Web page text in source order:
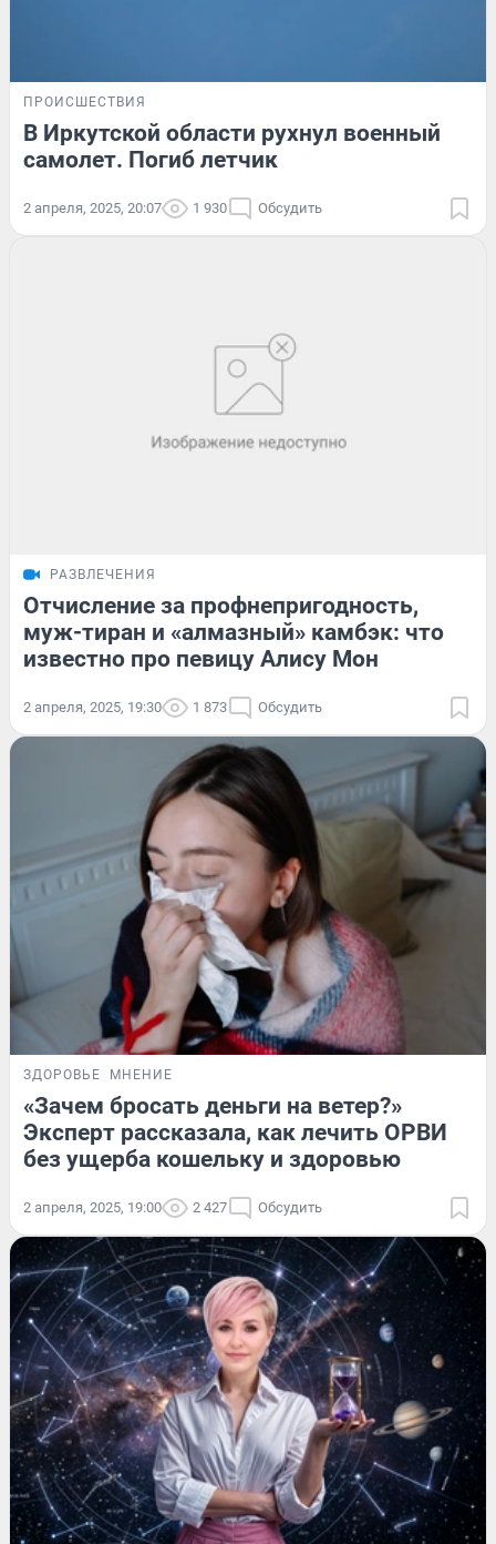
ПРОИСШЕСТВИЯ
В Иркутской области рухнул военный
самолет. Погиб летчик
2 апреля, 2025, 20:07 1 930 Обсудить
РАЗВЛЕЧЕНИЯ
Отчисление за профнепригодность,
муж-тиран и «алмазный» камбэк: что
известно про певицу Алису Мон
2 апреля, 2025, 19:30 1 873 Обсудить
ЗДОРОВЬЕ МНЕНИЕ
«Зачем бросать деньги на ветер?»
Эксперт рассказала, как лечить ОРВИ
без ущерба кошельку и здоровью
2 апреля, 2025, 19:00 2 427 Обсудить